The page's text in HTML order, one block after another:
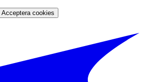
Acceptera cookies